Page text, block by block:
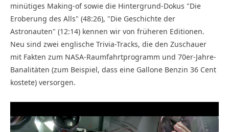
minütiges Making-of sowie die Hintergrund-Dokus "Die
Eroberung des Alls" (48:26), "Die Geschichte der
Astronauten" (12:14) kennen wir von früheren Editionen.
Neu sind zwei englische Trivia-Tracks, die den Zuschauer
mit Fakten zum NASA-Raumfahrtprogramm und 70er-Jahre-
Banalitäten (zum Beispiel, dass eine Gallone Benzin 36 Cent
kostete) versorgen.